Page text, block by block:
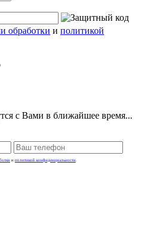
обработки и политикой
с Вами в ближайшее время...
и политикой конфиденциальности.